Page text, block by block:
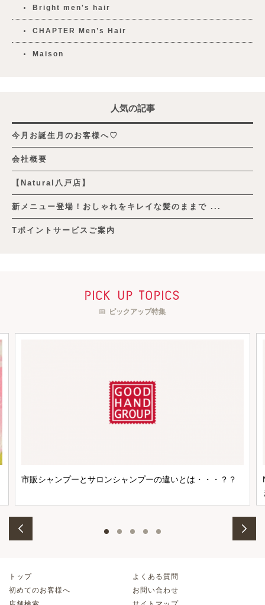
Bright men's hair
CHAPTER Men’s Hair
Maison
人気の記事
今月お誕生月のお客様へ♡
会社概要
【Natural八戸店】
新メニュー登場！おしゃれをキレイな髪のままで ...
Tポイントサービスご案内
pick up topics
ピックアップ特集
市販シャンプーとサロンシャンプーの違いとは・・・？？
トップ
初めてのお客様へ
よくある質問
お問い合わせ